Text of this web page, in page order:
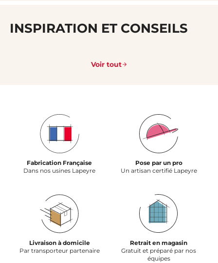
INSPIRATION ET CONSEILS
Voir tout
Fabrication Française
Dans nos usines Lapeyre
Pose par un pro
Un artisan certifié Lapeyre
Livraison à domicile
Par transporteur partenaire
Retrait en magasin
Gratuit et préparé par nos
équipes